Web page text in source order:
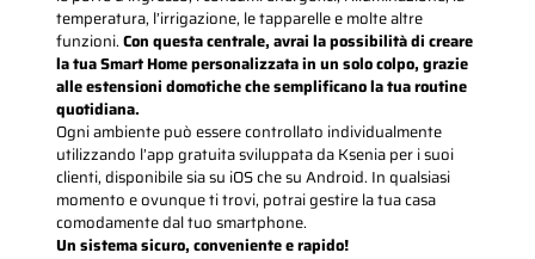
temperatura, l’irrigazione, le tapparelle e molte altre
funzioni.Con questa centrale, avrai la possibilità di creare
la tua Smart Home personalizzata in un solo colpo, grazie
alle estensioni domotiche che semplificano la tua routine
quotidiana.
Ogni ambiente può essere controllato individualmente
utilizzando l’app gratuita sviluppata da Ksenia per i suoi
clienti, disponibile sia su iOS che su Android. In qualsiasi
momento e ovunque ti trovi, potrai gestire la tua casa
comodamente dal tuo smartphone.
Un sistema sicuro, conveniente e rapido!